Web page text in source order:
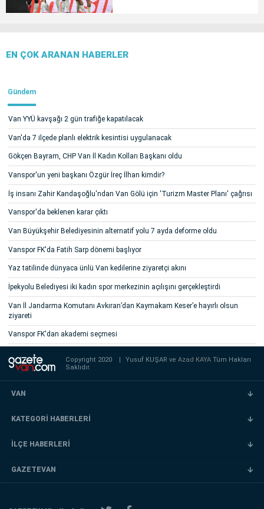
EN ÇOK ARANAN HABERLER
Gündem
Van YYÜ kavşağı 2 gün trafiğe kapatılacak
Van'da 7 ilçede planlı elektrik kesintisi uygulanacak
Gökçen Bayram, CHP Van İl Kadın Kolları Başkanı oldu
Vanspor'un yeni başkanı Özgür İreç İlhan kimdir?
İş insanı Zahir Kandaşoğlu'ndan Van Gölü için 'Turizm Master Planı' çağrısı
Vanspor'da beklenen karar çıktı
Van Büyükşehir Belediyesinin alternatif yolu 7 ayda deforme oldu
Vanspor FK'da Fatih Sarp dönemi başlıyor
Yaz tatilinde dünyaca ünlü Van kedilerine ziyaretçi akını
İpekyolu Belediyesi iki kadın spor merkezinin açılışını gerçekleştirdi
Van İl Jandarma Komutanı Avkıran’dan Kaymakam Keser’e hayırlı olsun
ziyareti
Vanspor FK'dan akademi seçmesi
Copyright 2020 | Yusuf KUŞAR veAzad KAYATüm Hakları
Saklıdır.
VAN
KATEGORİ HABERLERİ
İLÇE HABERLERİ
GAZETEVAN